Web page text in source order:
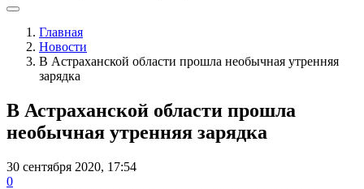
Главная
Новости
В Астраханской области прошла необычная утренняя
зарядка
В Астраханской области прошла
необычная утренняя зарядка
30 сентября 2020, 17:54
0